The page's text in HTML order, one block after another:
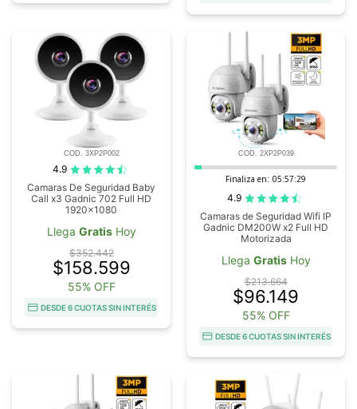
COD. 3XP2P002
4.9
Camaras De Seguridad Baby
Call x3 Gadnic 702 Full HD
1920x1080
Llega GratisHoy
$352.442
$158.599
55% OFF
DESDE 6 CUOTAS SIN INTERÉS
COD. 2XP2P039
Finaliza en: 05:57:28
4.9
Camaras de Seguridad Wifi IP
Gadnic DM200W x2 Full HD
Motorizada
Llega GratisHoy
$213.664
$96.149
55% OFF
DESDE 6 CUOTAS SIN INTERÉS